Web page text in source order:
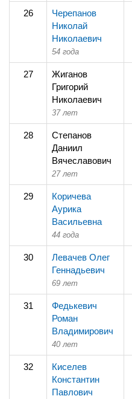
26
Черепанов
Николай
Николаевич
54 года
27
Жиганов
Григорий
Николаевич
37 лет
28
Степанов
Даниил
Вячеславович
27 лет
29
Коричева
Аурика
Васильевна
44 года
30
Левачев Олег
Геннадьевич
69 лет
31
Федькевич
Роман
Владимирович
40 лет
32
Киселев
Константин
Павлович